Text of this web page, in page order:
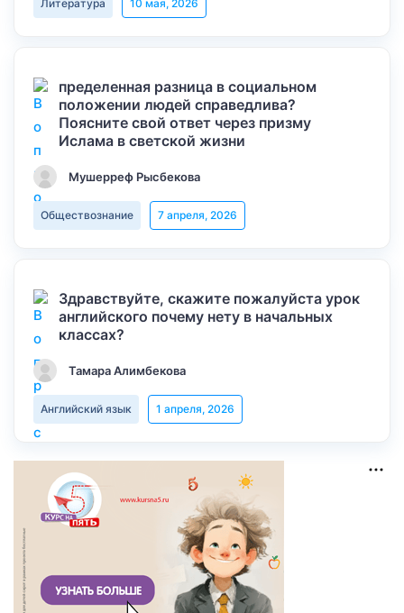
Литература 10 мая, 2026
пределенная разница в социальном
положении людей справедлива?
Поясните свой ответ через призму
Ислама в светской жизни
Мушерреф Рысбекова
Обществознание 7 апреля, 2026
Здравствуйте, скажите пожалуйста урок
английского почему нету в начальных
классах?
Тамара Алимбекова
Английский язык 1 апреля, 2026